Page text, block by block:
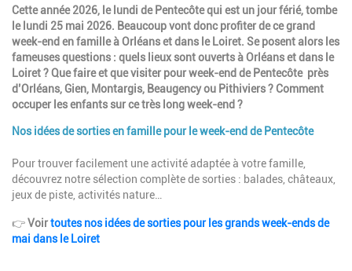
Introduction
Cette année 2026, le lundi de Pentecôte qui est un jour férié, tombe
le lundi 25 mai 2026. Beaucoup vont donc profiter de ce grand
week-end en famille à Orléans et dans le Loiret. Se posent alors les
fameuses questions : quels lieux sont ouverts à Orléans et dans le
Loiret ? Que faire et que visiter pour week-end de Pentecôte près
d’Orléans, Gien, Montargis, Beaugency ou Pithiviers ? Comment
occuper les enfants sur ce très long week-end ?
Paragraphes
Nos idées de sorties en famille pour le week-end de Pentecôte
Description
Pour trouver facilement une activité adaptée à votre famille,
découvrez notre sélection complète de sorties : balades, châteaux,
jeux de piste, activités nature…
👉Voirtoutes nos idées de sorties pour les grands week-ends de
mai dans le Loiret